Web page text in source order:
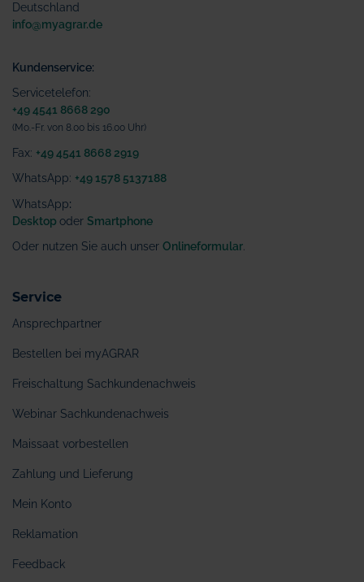
Deutschland
info@myagrar.de
Kundenservice:
Servicetelefon:
+49 4541 8668 290
(Mo.-Fr. von 8.00 bis 16.00 Uhr)
Fax: +49 4541 8668 2919
WhatsApp: +49 1578 5137188
WhatsApp:
Desktop oder Smartphone
Oder nutzen Sie auch unser Onlineformular
Service
Ansprechpartner
Bestellen bei myAGRAR
Freischaltung Sachkundenachweis
Webinar Sachkundenachweis
Maissaat vorbestellen
Zahlung und Lieferung
Mein Konto
Reklamation
Feedback